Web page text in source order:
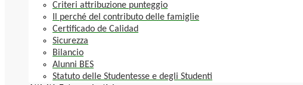
Criteri attribuzione punteggio
Il perché del contributo delle famiglie
Certificado de Calidad
Sicurezza
Bilancio
Alunni BES
Statuto delle Studentesse e degli Studenti